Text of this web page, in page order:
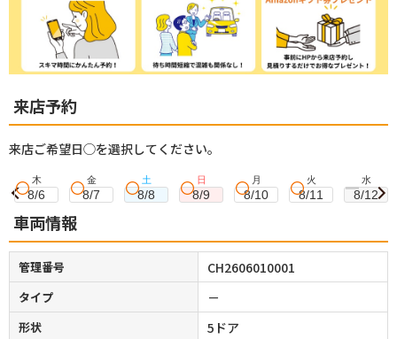
来店予約
来店ご希望日◯を選択してください。
木
8/6
金
8/7
土
8/8
日
8/9
月
8/10
火
8/11
水
8/12
車両情報
管理番号 CH2606010001
タイプ －
形状 5ドア